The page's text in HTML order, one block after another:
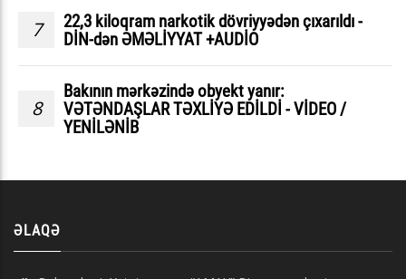
7
22,3 kiloqram narkotik dövriyyədən çıxarıldı -
DİN-dən ƏMƏLİYYAT +AUDİO
8
Bakının mərkəzində obyekt yanır:
VƏTƏNDAŞLAR TƏXLİYƏ EDİLDİ - VİDEO /
YENİLƏNİB
ƏLAQƏ